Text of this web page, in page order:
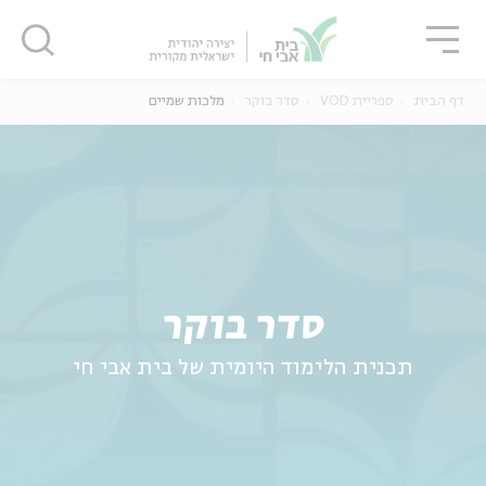
סדר בוקר
תכנית הלימוד היומית של בית אבי חי
דף הבית ספריית VOD סדר בוקר מלכות שמיים
סגור